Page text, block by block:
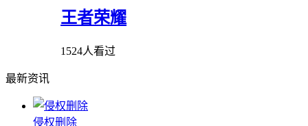
王者荣耀
1524人看过
最新资讯
侵权删除